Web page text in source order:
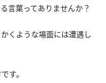
言葉ってありませんか？
くような場面には遭遇し
す。